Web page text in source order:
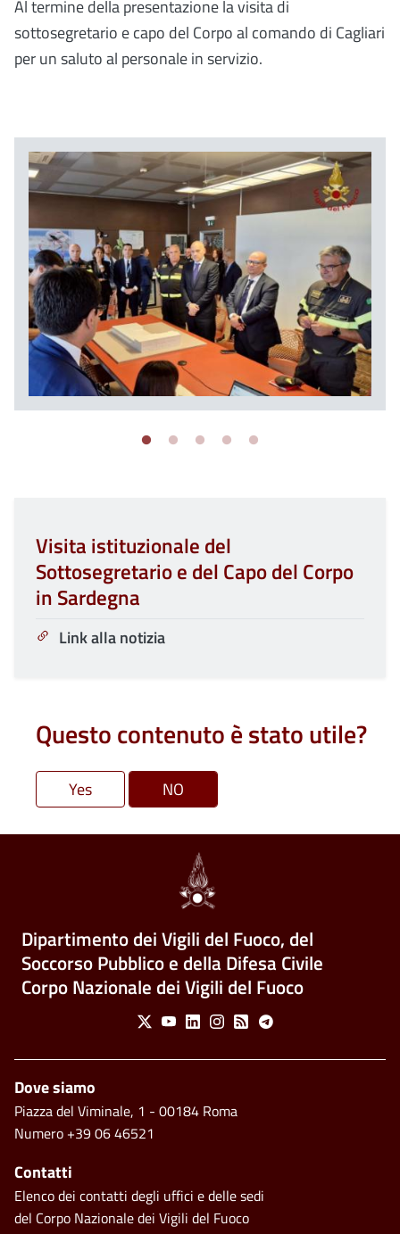
Al termine della presentazione la visita di
sottosegretario e capo del Corpo al comando di Cagliari
per un saluto al personale in servizio.
Visita istituzionale del
Sottosegretario e del Capo del Corpo
in Sardegna
Link alla notizia
Questo contenuto è stato utile?
Dipartimento dei Vigili del Fuoco, del
Soccorso Pubblico e della Difesa Civile
Corpo Nazionale dei Vigili del Fuoco
Social Menu
X YoutubeLinkedinInstagram
Feed Telegram
Footer
Dove siamo
Piazza del Viminale, 1 - 00184 Roma
Numero +39 06 46521
Contatti
Elenco dei contatti degli uffici e delle sedi
del Corpo Nazionale dei Vigili del Fuoco